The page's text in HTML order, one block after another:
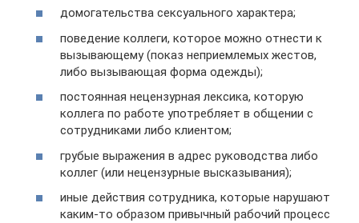
домогательства сексуального характера;
поведение коллеги, которое можно отнести к
вызывающему (показ неприемлемых жестов,
либо вызывающая форма одежды);
постоянная нецензурная лексика, которую
коллега по работе употребляет в общении с
сотрудниками либо клиентом;
грубые выражения в адрес руководства либо
коллег (или нецензурные высказывания);
иные действия сотрудника, которые нарушают
каким-то образом привычный рабочий процесс